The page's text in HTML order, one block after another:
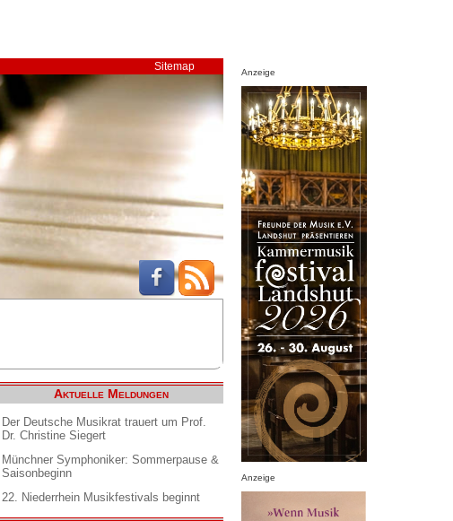
Sitemap
Aktuelle Meldungen
Der Deutsche Musikrat trauert um Prof.
Dr. Christine Siegert
Münchner Symphoniker: Sommerpause &
Saisonbeginn
22. Niederrhein Musikfestivals beginnt
Anzeige
Anzeige